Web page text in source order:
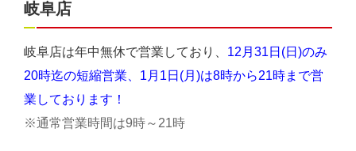
岐阜店
岐阜店は年中無休で営業しており、 12月31日(日)のみ
20時迄の短縮営業、1月1日(月)は8時から21時まで営
業しております！
※通常営業時間は9時～21時